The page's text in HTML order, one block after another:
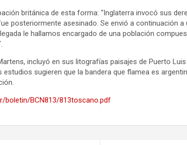
británica de esta forma: “Inglaterra invocó sus
posteriormente asesinado. Se envió a continuación a
le hallamos encargado de una población
incluyó en sus litografías paisajes de Puerto
estudios sugieren que la bandera que flamea es
boletin/BCN813/813toscano.pdf